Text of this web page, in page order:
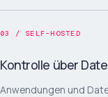
03 / SELF-HOSTED
Kontrolle über
Anwendungen und